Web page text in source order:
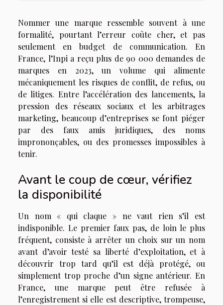
Nommer une marque ressemble souvent à une
formalité, pourtant l’erreur coûte cher, et pas
seulement en budget de communication. En
France, l’Inpi a reçu plus de 90 000 demandes de
marques en 2023, un volume qui alimente
mécaniquement les risques de conflit, de refus, ou
de litiges. Entre l’accélération des lancements, la
pression des réseaux sociaux et les arbitrages
marketing, beaucoup d’entreprises se font piéger
par des faux amis juridiques, des noms
imprononçables, ou des promesses impossibles à
tenir.
Avant le coup de cœur, vérifiez
la disponibilité
Un nom « qui claque » ne vaut rien s’il est
indisponible. Le premier faux pas, de loin le plus
fréquent, consiste à arrêter un choix sur un nom
avant d’avoir testé sa liberté d’exploitation, et à
découvrir trop tard qu’il est déjà protégé, ou
simplement trop proche d’un signe antérieur. En
France, une marque peut être refusée à
l’enregistrement si elle est descriptive, trompeuse,